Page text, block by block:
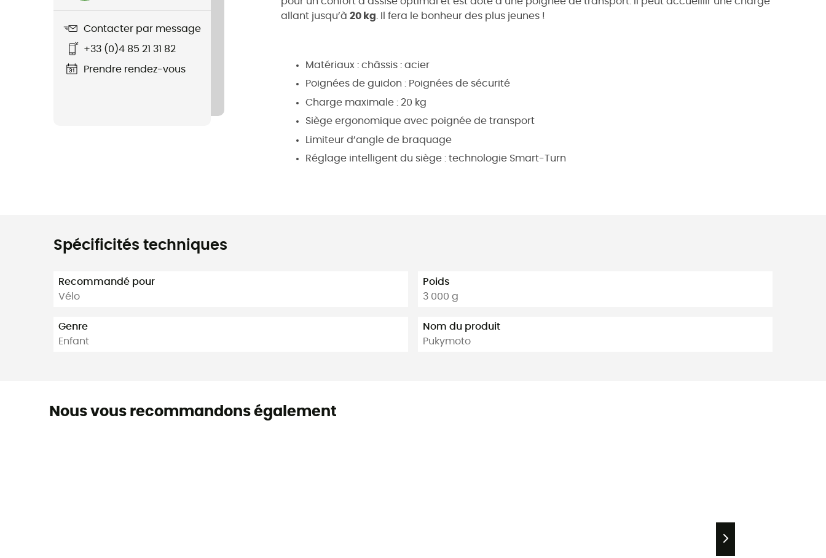
Contacter par message
+33 (0)4 85 21 31 82
Prendre rendez-vous
allant jusqu’à 20 kg . Il fera le bonheur des plus jeunes !
Matériaux : châssis : acier
Poignées de guidon : Poignées de sécurité
Charge maximale : 20 kg
Siège ergonomique avec poignée de transport
Limiteur d’angle de braquage
Réglage intelligent du siège : technologie Smart-Turn
Spécificités techniques
Recommandé pour
Vélo
Genre
Enfant
Poids
3 000 g
Nom du produit
Pukymoto
Nous vous recommandons également